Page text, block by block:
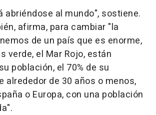
abriéndose al mundo", sostiene.
afirma, para cambiar "la
de un país que es enorme,
verde, el Mar Rojo, están
población, el 70% de su
alrededor de 30 años o menos,
o Europa, con una población